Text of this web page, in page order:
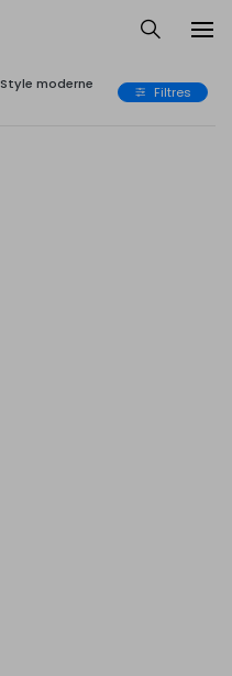
Style moderne
Filtres